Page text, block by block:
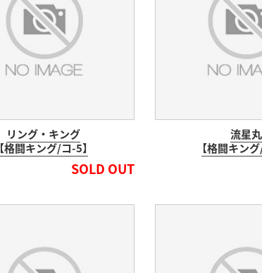
リング・キング
【格闘キング/コ-5】
SOLD OUT
流星丸
【格闘キン